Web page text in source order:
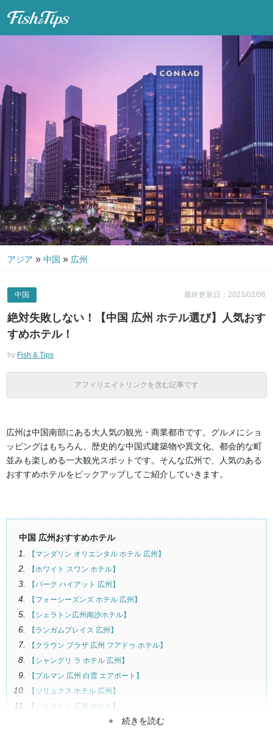
アジア » 中国 » 広州
最終更新日：2023/02/06
中国
絶対失敗しない！【中国 広州 ホテル選び】人気おす
すめホテル！
by Fish & Tips
アフィリエイトリンクを含む記事です
広州は中国南部にある大人気の観光・商業都市です。グルメにショ
ッピングはもちろん、歴史的な中国式建築物や異文化、都会的な町
並みも楽しめる一大観光スポットです。そんな広州で、人気のある
おすすめホテルをピックアップしてご紹介していきます。
中国 広州おすすめホテル
【マンダリン オリエンタル ホテル 広州】
【ホワイト スワン ホテル】
【パーク ハイアット 広州】
【フォーシーズンズ ホテル 広州】
【シェラトン広州南沙ホテル】
【ランガムプレイス 広州】
【クラウン プラザ 広州 フアドゥ ホテル】
【シャングリ ラ ホテル 広州】
【プルマン 広州 白雲 エアポート】
【ソリュクス ホテル 広州】
【シェラトン 広州 ホテル】
【マリオット グァンヂョウ ティエンホォ】
+ 続きを読む